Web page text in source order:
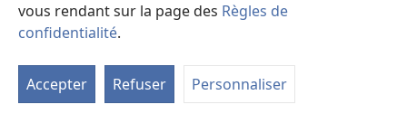
vous rendant sur la page des Règles de
confidentialité.
Accepter Refuser Personnaliser
Copyright© 2026 Watch Tower Bible and Tract Society of Pennsylvania.
CONDITIONS D’UTILISATION